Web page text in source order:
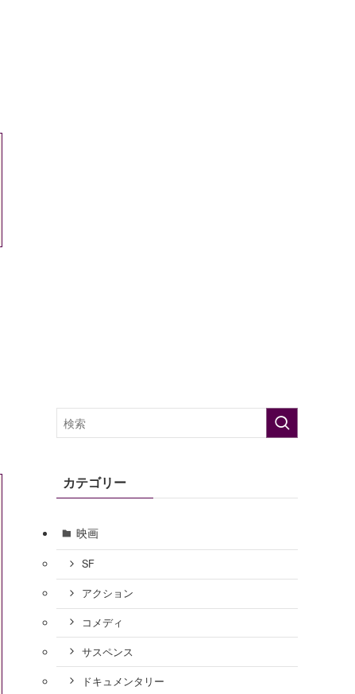
カテゴリー
映画
SF
アクション
コメディ
サスペンス
ドキュメンタリー